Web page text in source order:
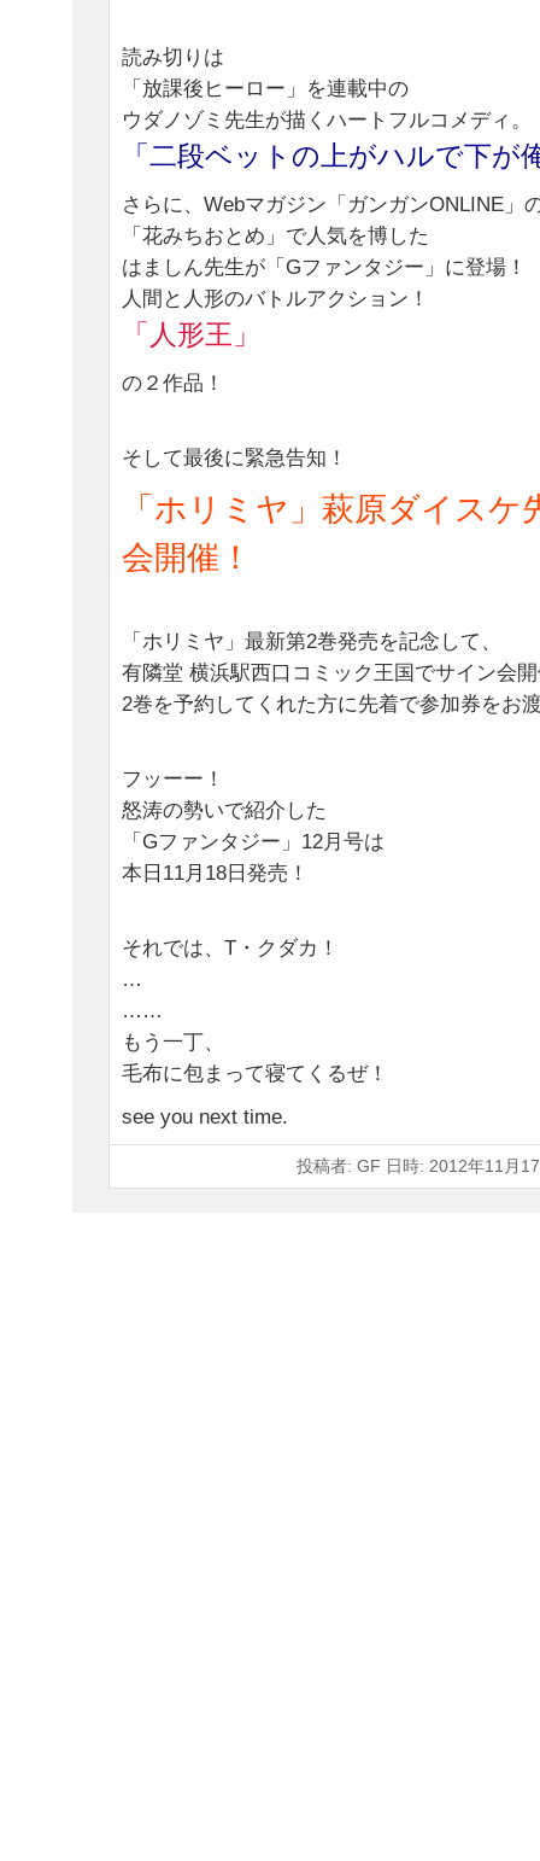
読み切りは
「放課後ヒーロー」を連載中の
ウダノゾミ先生が描くハートフルコメディ。
「二段ベットの上がハルで下が
さらに、Webマガジン「ガンガンONLINE」
「花みちおとめ」で人気を博した
はましん先生が「Gファンタジー」に登場！
人間と人形のバトルアクション！
「人形王」
の２作品！
そして最後に緊急告知！
「ホリミヤ」萩原ダイスケ
会開催！
「ホリミヤ」最新第2巻発売を記念して、
有隣堂 横浜駅西口コミック王国でサイン会
2巻を予約してくれた方に先着で参加券をお
フッーー！
怒涛の勢いで紹介した
「Gファンタジー」12月号は
本日11月18日発売！
それでは、T・クダカ！
…
……
もう一丁、
毛布に包まって寝てくるぜ！
see you next time.
投稿者: GF 日時: 2012年11月